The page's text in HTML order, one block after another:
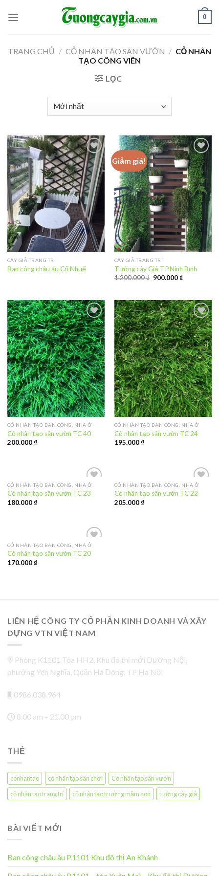
0
TRANG CHỦ / CỎ NHÂN TẠO SÂN VƯỜN / CỎ NHÂN
TẠO CÔNG VIÊN
LỌC
Add to
Wishlist
CÂY GIẢ TRANG TRÍ
Ban công châu âu Cổ Nhuế
Giảm giá!
Add to
Wishlist
CÂY GIẢ TRANG TRÍ
Tường cây Giả TP.Ninh Bình
1.200.000₫ 900.000₫
Add to
Wishlist
CỎ NHÂN TẠO BAN CÔNG, NHÀ Ở
Cỏ nhân tạo sân vườn TC 40
200.000₫
Add to
Wishlist
CỎ NHÂN TẠO BAN CÔNG, NHÀ Ở
Cỏ nhân tạo sân vườn TC 24
195.000₫
Add to
Wishlist
CỎ NHÂN TẠO BAN CÔNG, NHÀ Ở
Cỏ nhân tạo sân vườn TC 23
180.000₫
Add to
Wishlist
CỎ NHÂN TẠO BAN CÔNG, NHÀ Ở
Cỏ nhân tạo sân vườn TC 22
205.000₫
Add to
Wishlist
CỎ NHÂN TẠO BAN CÔNG, NHÀ Ở
Cỏ nhân tạo sân vườn TC 20
170.000₫
LIÊN HỆ CÔNG TY CỔ PHẦN KINH DOANH VÀ XÂY
DỰNG VTN VIỆT NAM
Phòng K1101 Tòa HH2, Khu đô thị mới Dương Nội,
phường Yên Nghĩa, Quận Hà Đông, TP Hà Nội
0986.038.964
8.00 am – 21.00 pm
THẺ
conhantao cỏ nhân tạo sân chơi
Cỏ nhân tạo sân vườn
cỏ nhân tạo trang trí
cỏ nhân tạo trường mầm non tường cây giả
BÀI VIẾT MỚI
Ban công châu âu P.1101 Khu đô thị An Khánh